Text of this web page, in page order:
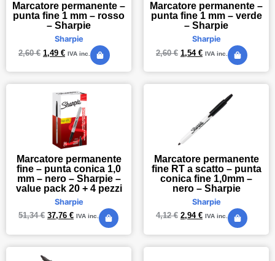
Marcatore permanente –
punta fine 1 mm – rosso
– Sharpie
Sharpie
2,60€ 1,49 € IVA inc.
Marcatore permanente –
punta fine 1 mm – verde
– Sharpie
Sharpie
2,60€ 1,54 € IVA inc.
Marcatore permanente
fine – punta conica 1,0
mm – nero – Sharpie –
value pack 20 + 4 pezzi
Sharpie
51,34€ 37,76 € IVA inc.
Marcatore permanente
fine RT a scatto – punta
conica fine 1,0mm –
nero – Sharpie
Sharpie
4,12€ 2,94 € IVA inc.